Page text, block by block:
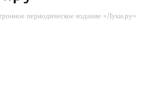
периодическое издание «Луки.ру»